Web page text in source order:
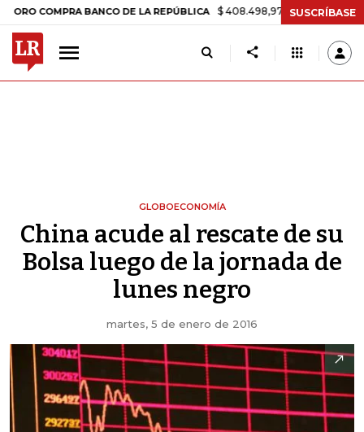
BANCO DE LA REPÚBLICA $ 408.498,97 +$ 8.753,81 +2,19%
SUSCRÍBASE
GLOBOECONOMÍA
China acude al rescate de su
Bolsa luego de la jornada de
lunes negro
martes, 5 de enero de 2016